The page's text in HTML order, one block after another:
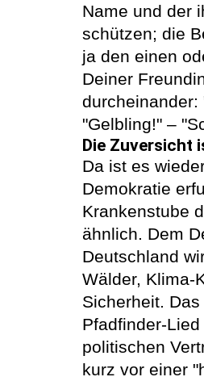
Name und der
schützen; die
ja den einen
Deiner
durcheinander:
"Gelbling!" –
Die Zuversicht
Da ist es
Demokratie
Krankenstube
ähnlich. Dem
Deutschland
Wälder, Klima-
Sicherheit.
Pfadfinder-
politischen
kurz vor einer